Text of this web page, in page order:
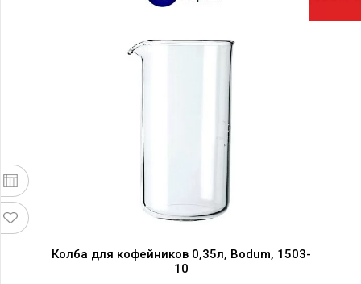
Колба для кофейников 0,35л, Bodum, 1503-
10